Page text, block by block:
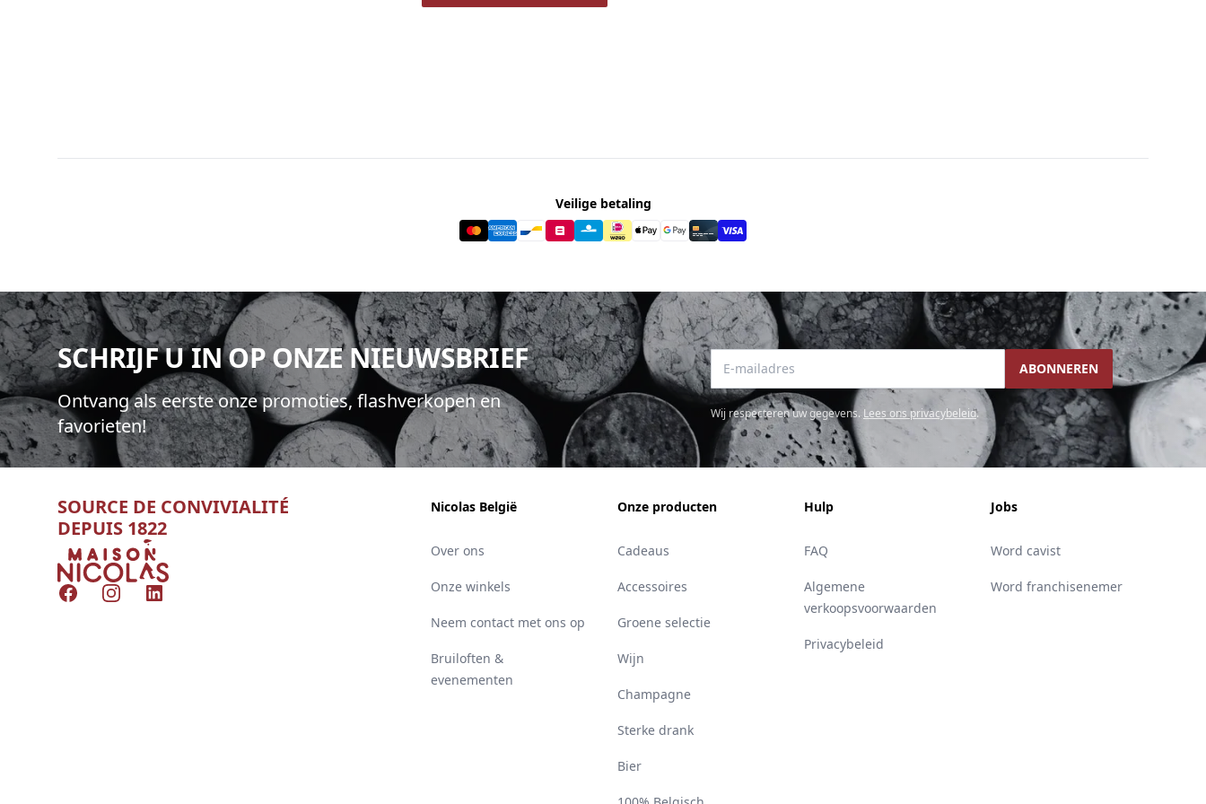
Veilige betaling
SCHRIJF U IN OP ONZE NIEUWSBRIEF
Ontvang als eerste onze promoties, flashverkopen en
favorieten!
E-mailadres ABONNEREN
Wij respecteren uw gegevens. Lees ons privacybeleid.
SOURCE DE CONVIVIALITÉ
DEPUIS 1822
Nicolas
FacebookInstagramLinkedIn
Nicolas België
Over ons
Onze winkels
Neem contact met ons op
Bruiloften &
evenementen
Onze producten
Cadeaus
Accessoires
Groene selectie
Wijn
Champagne
Sterke drank
Bier
Hulp
FAQ
Algemene
verkoopsvoorwaarden
Privacybeleid
Jobs
Word cavist
Word franchisenemer